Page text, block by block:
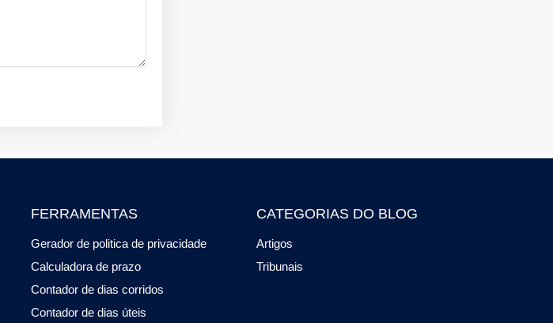
FERRAMENTAS
Gerador de politica de privacidade
Calculadora de prazo
Contador de dias corridos
Contador de dias úteis
CATEGORIAS DO BLOG
Artigos
Tribunais